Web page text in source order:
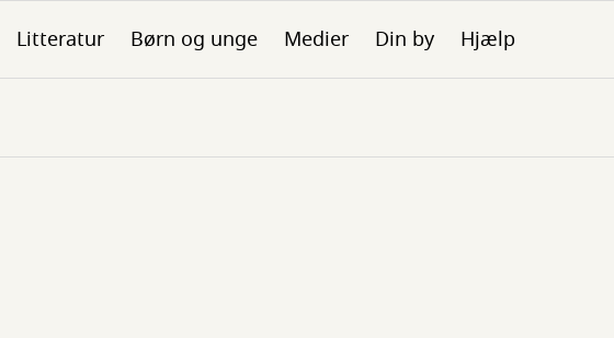
Litteratur Børn og unge Medier Din by Hjælp